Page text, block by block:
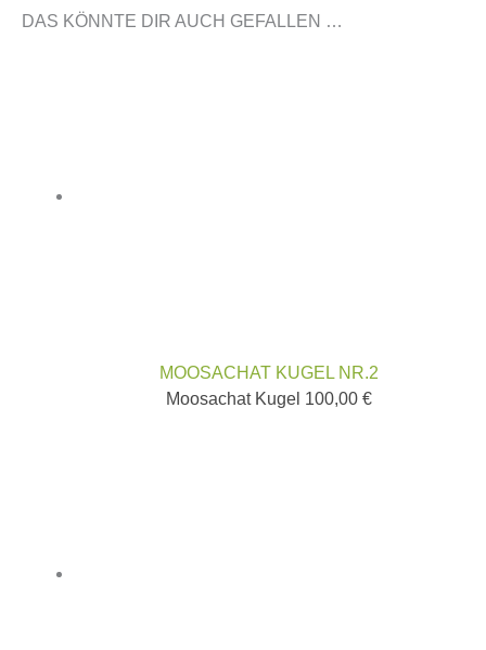
DAS KÖNNTE DIR AUCH GEFALLEN …
MOOSACHAT KUGEL NR.2
Moosachat Kugel 100,00 €